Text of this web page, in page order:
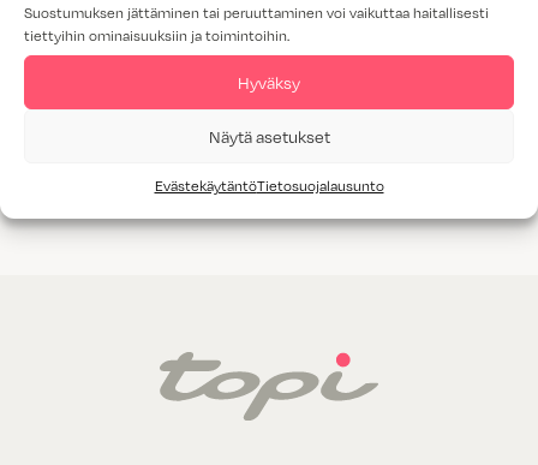
Suostumuksen jättäminen tai peruuttaminen voi vaikuttaa haitallisesti
tiettyihin ominaisuuksiin ja toimintoihin.
Hyväksy
Näytä asetukset
EvästekäytäntöTietosuojalausunto
Melamiini
Tammiviilu
Valitettavasti annetuilla hakukriteereillä ei löytynyt yhtään